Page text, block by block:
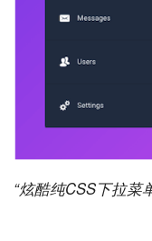
“炫酷纯CSS下拉菜